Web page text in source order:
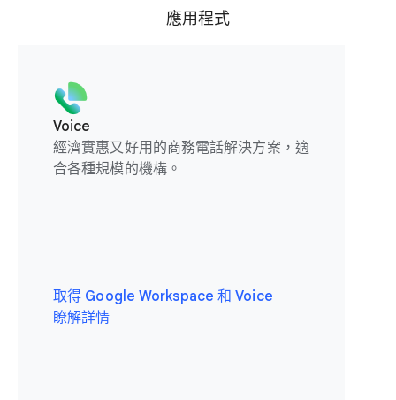
應用程式
Voice
經濟實惠又好用的商務電話解決方案，適
合各種規模的機構。
取得 Google Workspace 和 Voice
瞭解詳情